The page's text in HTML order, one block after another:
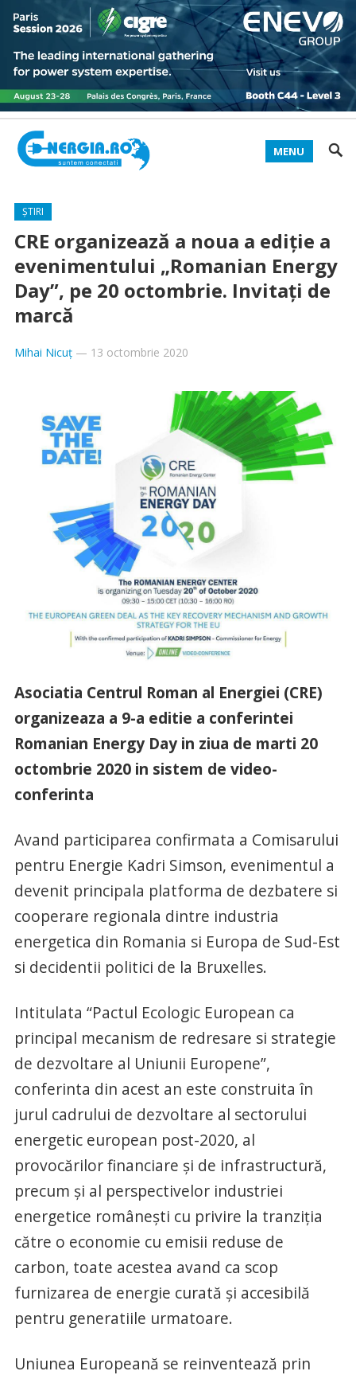
MENU
ȘTIRI
CRE organizează a noua a ediție a
evenimentului „Romanian Energy
Day”, pe 20 octombrie. Invitați de
marcă
Mihai Nicuț— 13 octombrie 2020
Asociatia Centrul Roman al Energiei (CRE)
organizeaza a 9-a editie a conferintei
Romanian Energy Day in ziua de marti 20
octombrie 2020 in sistem de video-
conferinta
Avand participarea confirmata a Comisarului
pentru Energie Kadri Simson, evenimentul a
devenit principala platforma de dezbatere si
cooperare regionala dintre industria
energetica din Romania si Europa de Sud-Est
si decidentii politici de la Bruxelles.
Intitulata “Pactul Ecologic European ca
principal mecanism de redresare si strategie
de dezvoltare al Uniunii Europene”,
conferinta din acest an este construita în
jurul cadrului de dezvoltare al sectorului
energetic european post-2020, al
provocărilor financiare și de infrastructură,
precum și al perspectivelor industriei
energetice românești cu privire la tranziția
către o economie cu emisii reduse de
carbon, toate acestea avand ca scop
furnizarea de energie curată și accesibilă
pentru generatiile urmatoare.
Uniunea Europeană se reinventează prin